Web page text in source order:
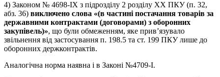
4) Законом № 4698-IX з підрозділу 2 розділу ХХ ПКУ (п. 32,
абз. 36) виключено слова «(в частині постачання товарів за
державними контрактами (договорами) з оборонних
закупівель)», що були обмеженням, яке прив’язувало
звільнення від застосування п. 198.5 та ст. 199 ПКУ лише до
оборонних держконтрактів.
Аналогічна норма наявна і в Законі №4709-I.